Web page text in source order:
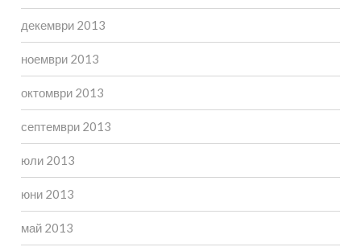
декември 2013
ноември 2013
октомври 2013
септември 2013
юли 2013
юни 2013
май 2013